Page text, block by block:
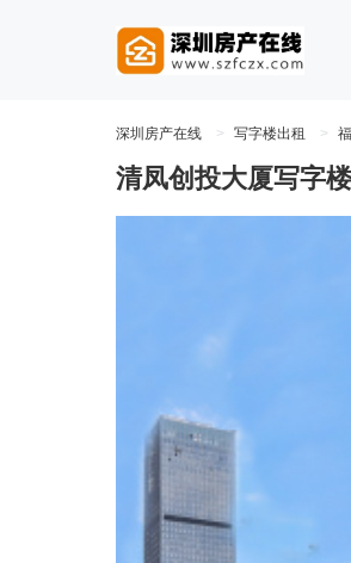
深圳房产在线 > 写字楼出租 >
清凤创投大厦写字